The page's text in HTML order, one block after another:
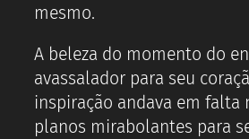
mesmo.
A beleza do momento do
avassalador para seu
inspiração andava em falta
planos mirabolantes para